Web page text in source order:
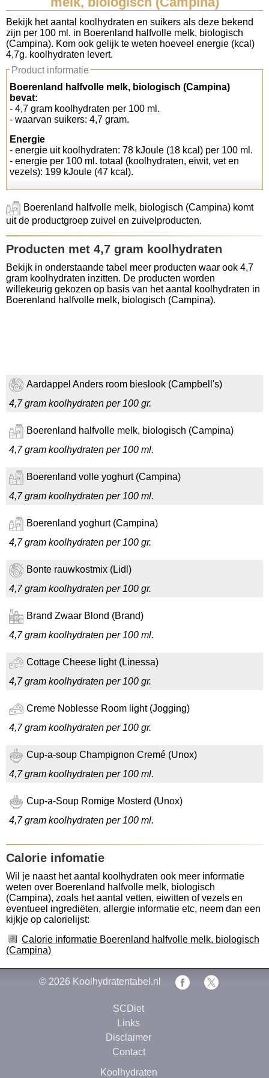
Koolhydraten tellen
Links
Bekijk het aantal koolhydraten en suikers als deze bekend
zijn per 100 ml. in Boerenland halfvolle melk, biologisch
(Campina). Kom ook gelijk te weten hoeveel energie (kcal)
4,7g. koolhydraten levert.
Product informatie
Boerenland halfvolle melk, biologisch (Campina)
bevat:
- 4,7 gram koolhydraten per 100 ml.
- waarvan suikers: 4,7 gram.
Energie
- energie uit koolhydraten: 78 kJoule (18 kcal) per 100 ml.
- energie per 100 ml. totaal (koolhydraten, eiwit, vet en
vezels): 199 kJoule (47 kcal).
Boerenland halfvolle melk, biologisch (Campina) komt
uit de productgroep zuivel en zuivelproducten.
Producten met 4,7 gram koolhydraten
Bekijk in onderstaande tabel meer producten waar ook 4,7
gram koolhydraten inzitten. De producten worden
willekeurig gekozen op basis van het aantal koolhydraten in
Boerenland halfvolle melk, biologisch (Campina).
Aardappel Anders room bieslook (Campbell's)
4,7 gram koolhydraten per 100 gr.
Boerenland halfvolle melk, biologisch (Campina)
4,7 gram koolhydraten per 100 ml.
Boerenland volle yoghurt (Campina)
4,7 gram koolhydraten per 100 ml.
Boerenland yoghurt (Campina)
4,7 gram koolhydraten per 100 gr.
Bonte rauwkostmix (Lidl)
4,7 gram koolhydraten per 100 gr.
Brand Zwaar Blond (Brand)
4,7 gram koolhydraten per 100 ml.
Cottage Cheese light (Linessa)
4,7 gram koolhydraten per 100 gr.
Creme Noblesse Room light (Jogging)
4,7 gram koolhydraten per 100 gr.
Cup-a-soup Champignon Cremé (Unox)
4,7 gram koolhydraten per 100 ml.
Cup-a-Soup Romige Mosterd (Unox)
4,7 gram koolhydraten per 100 ml.
Calorie infomatie
Wil je naast het aantal koolhydraten ook meer informatie
weten over Boerenland halfvolle melk, biologisch
(Campina), zoals het aantal vetten, eiwitten of vezels en
eventueel ingrediëten, allergie informatie etc, neem dan een
kijkje op calorielijst:
Calorie informatie Boerenland halfvolle melk, biologisch
(Campina)
© 2026 Koolhydratentabel.nl
SCDiet
Links
Disclaimer
Contact
Koolhydraten